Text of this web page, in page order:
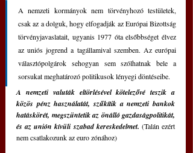
A nemzeti kormányok nem törvényhozó testületek,
csak az a dolguk, hogy elfogadják az Európai Bizottság
törvényjavaslatait, ugyanis 1977 óta elsőbbséget élvez
az uniós jogrend a tagállamival szemben. Az európai
választópolgárok sehogyan sem szólhatnak bele a
sorsukat meghatározó politikusok lényegi döntéseibe.
A nemzeti valuták eltörlésével kötelezővé teszik a
közös pénz használatát, szűkítik a nemzeti bankok
hatáskörét, megszüntetik az önálló gazdaságpolitikát,
és az unión kívüli szabad kereskedelmet. (Talán ezért
nem csatlakozunk az euro zónához)